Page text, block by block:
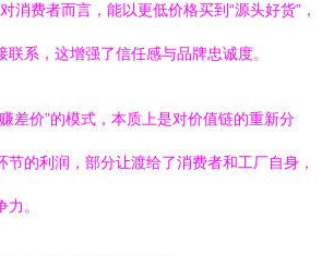
对消费者而言，能以更低价格买到“源头好货”，
系，这增强了信任感与品牌忠诚度。
差价”的模式，本质上是对价值链的重新分
节的利润，部分让渡给了消费者和工厂自身，
。